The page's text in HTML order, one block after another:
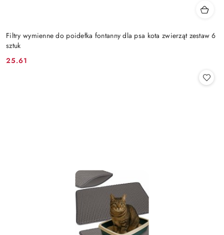
Filtry wymienne do poidełka fontanny dla psa kota zwierząt zestaw 6
sztuk
Cena:
25.61